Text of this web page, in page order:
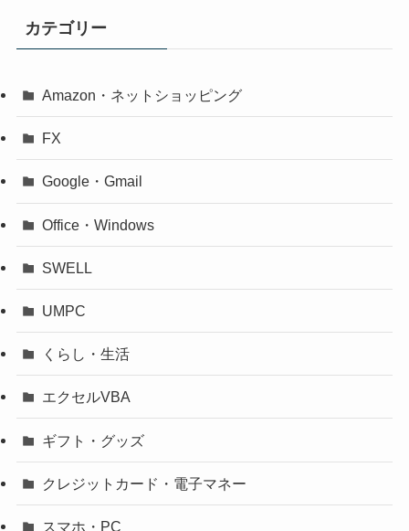
カテゴリー
Amazon・ネットショッピング
FX
Google・Gmail
Office・Windows
SWELL
UMPC
くらし・生活
エクセルVBA
ギフト・グッズ
クレジットカード・電子マネー
スマホ・PC